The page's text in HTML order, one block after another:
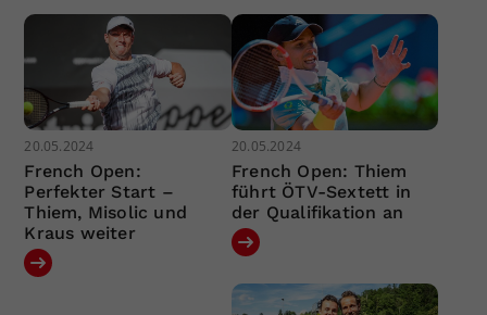
20.05.2024
French Open:
Perfekter Start –
Thiem, Misolic und
Kraus weiter
20.05.2024
French Open: Thiem
führt ÖTV-Sextett in
der Qualifikation an